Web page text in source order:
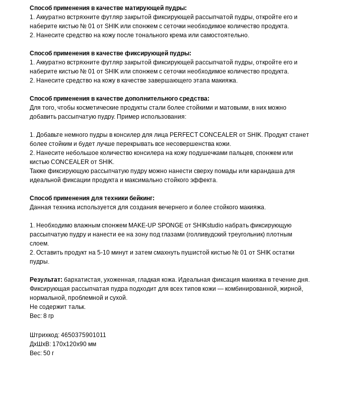
Способ применения в качестве матирующей пудры:
1. Аккуратно встряхните футляр закрытой фиксирующей рассыпчатой пудры, откройте его и
наберите кистью № 01 от SHIK или спонжем с сеточки необходимое количество продукта.
2. Нанесите средство на кожу после тонального крема или самостоятельно.
Способ применения в качестве фиксирующей пудры:
1. Аккуратно встряхните футляр закрытой фиксирующей рассыпчатой пудры, откройте его и
наберите кистью № 01 от SHIK или спонжем с сеточки необходимое количество продукта.
2. Нанесите средство на кожу в качестве завершающего этапа макияжа.
Способ применения в качестве дополнительного средства:
Для того, чтобы косметические продукты стали более стойкими и матовыми, в них можно
добавить рассыпчатую пудру. Пример использования:
1. Добавьте немного пудры в консилер для лица PERFECT CONCEALER от SHIK. Продукт станет
более стойким и будет лучше перекрывать все несовершенства кожи.
2. Нанесите небольшое количество консилера на кожу подушечками пальцев, спонжем или
кистью CONCEALER от SHIK.
Также фиксирующую рассыпчатую пудру можно нанести сверху помады или карандаша для
идеальной фиксации продукта и максимально стойкого эффекта.
Способ применения для техники бейкинг:
Данная техника используется для создания вечернего и более стойкого макияжа.
1. Необходимо влажным спонжем MAKE-UP SPONGE от SHIKstudio набрать фиксирующую
рассыпчатую пудру и нанести ее на зону под глазами (голливудский треугольник) плотным
слоем.
2. Оставить продукт на 5-10 минут и затем смахнуть пушистой кистью № 01 от SHIK остатки
пудры.
Результат: бархатистая, ухоженная, гладкая кожа. Идеальная фиксация макияжа в течение дня.
Фиксирующая рассыпчатая пудра подходит для всех типов кожи — комбинированной, жирной,
нормальной, проблемной и сухой.
Не содержит тальк.
Вес: 8 гр
Штрихкод: 4650375901011
ДxШxВ: 170x120x90 мм
Вес: 50 г